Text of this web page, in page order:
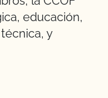
educación,
y